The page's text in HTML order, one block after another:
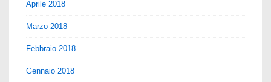
Aprile 2018
Marzo 2018
Febbraio 2018
Gennaio 2018